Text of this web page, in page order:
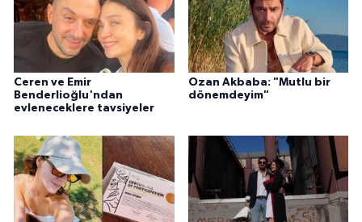
Ceren ve Emir
Benderlioğlu'ndan
evleneceklere tavsiyeler
Ozan Akbaba: "Mutlu bir
dönemdeyim"